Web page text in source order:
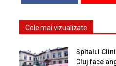
Cele mai vizualizate
Spitalul
Cluj face